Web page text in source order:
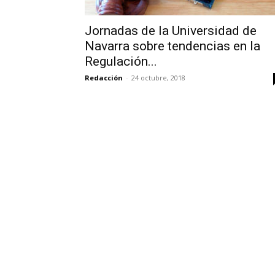
Jornadas de la Universidad de
Navarra sobre tendencias en la
Regulación...
Redacción - 24 octubre, 2018